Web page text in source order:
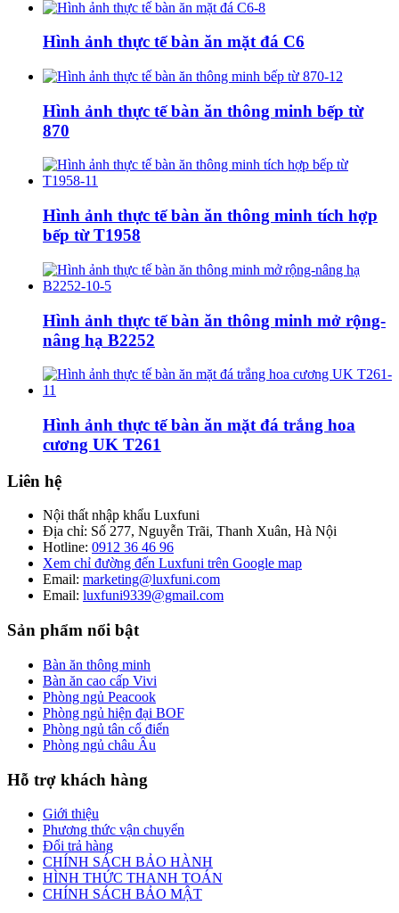
Hình ảnh thực tế bàn ăn mặt đá C6
Hình ảnh thực tế bàn ăn thông minh bếp từ
870
Hình ảnh thực tế bàn ăn thông minh tích hợp
bếp từ T1958
Hình ảnh thực tế bàn ăn thông minh mở rộng-
nâng hạ B2252
Hình ảnh thực tế bàn ăn mặt đá trắng hoa
cương UK T261
Liên hệ
Nội thất nhập khẩu Luxfuni
Địa chỉ: Số 277, Nguyễn Trãi, Thanh Xuân, Hà Nội
Hotline: 0912 36 46 96
Xem chỉ đường đến Luxfuni trên Google map
Email: marketing@luxfuni.com
Email: luxfuni9339@gmail.com
Sản phẩm nổi bật
Bàn ăn thông minh
Bàn ăn cao cấp Vivi
Phòng ngủ Peacook
Phòng ngủ hiện đại BOF
Phòng ngủ tân cổ điển
Phòng ngủ châu Âu
Hỗ trợ khách hàng
Giới thiệu
Phương thức vận chuyển
Đổi trả hàng
CHÍNH SÁCH BẢO HÀNH
HÌNH THỨC THANH TOÁN
CHÍNH SÁCH BẢO MẬT